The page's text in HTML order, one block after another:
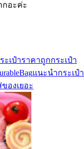
กอะค่ะ
ะเป๋าราคาถูกกระเป๋า
แนะนำกระเป๋า
องเยอะ